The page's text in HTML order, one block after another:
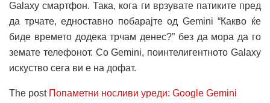
Galaxy смартфон. Така, кога ги врзувате патиките пред
да трчате, едноставно побарајте од Gemini “Какво ќе
биде времето додека трчам денес?” без да мора да го
земате телефонот. Со Gemini, поинтелигентното Galaxy
искуство сега ви е на дофат.
The post Попаметни носливи уреди: Google Gemini